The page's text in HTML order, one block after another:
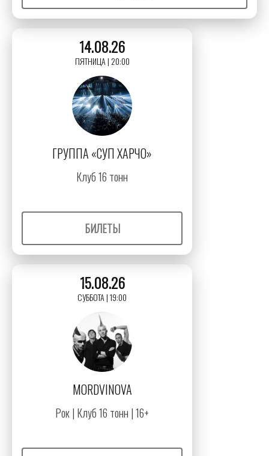
14.08.26
ПЯТНИЦА | 20:00
ГРУППА «СУП ХАРЧО»
Клуб 16 тонн
БИЛЕТЫ
15.08.26
СУББОТА | 19:00
MORDVINOVA
Рок | Клуб 16 тонн | 16+